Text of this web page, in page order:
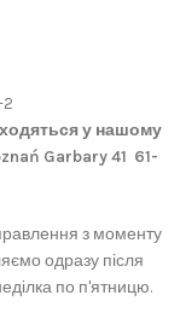
у нашому
Garbary 41 61-
з моменту
одразу після
по п'ятницю.